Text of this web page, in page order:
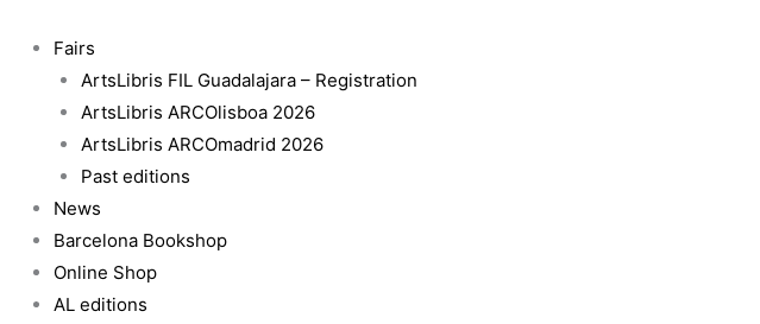
content
Fairs
ArtsLibris FIL Guadalajara – Registration
ArtsLibris ARCOlisboa 2026
ArtsLibris ARCOmadrid 2026
Past editions
News
Barcelona Bookshop
Online Shop
AL editions